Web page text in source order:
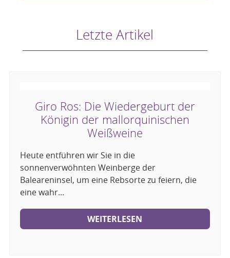
Letzte Artikel
Giro Ros: Die Wiedergeburt der
Königin der mallorquinischen
Weißweine
Heute entführen wir Sie in die
sonnenverwöhnten Weinberge der
Baleareninsel, um eine Rebsorte zu feiern, die
eine wahr...
WEITERLESEN